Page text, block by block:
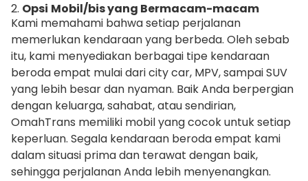
2. Opsi Mobil/bis yang Bermacam-macam
Kami memahami bahwa setiap perjalanan
memerlukan kendaraan yang berbeda. Oleh sebab
itu, kami menyediakan berbagai tipe kendaraan
beroda empat mulai dari city car, MPV, sampai SUV
yang lebih besar dan nyaman. Baik Anda berpergian
dengan keluarga, sahabat, atau sendirian,
OmahTrans memiliki mobil yang cocok untuk setiap
keperluan. Segala kendaraan beroda empat kami
dalam situasi prima dan terawat dengan baik,
sehingga perjalanan Anda lebih menyenangkan.